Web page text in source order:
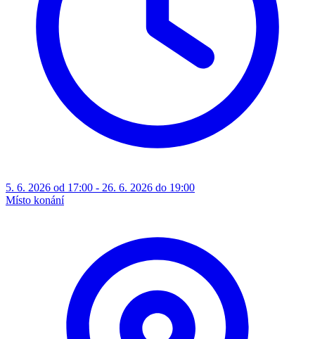
5. 6. 2026 od 17:00 - 26. 6. 2026 do 19:00
Místo konání